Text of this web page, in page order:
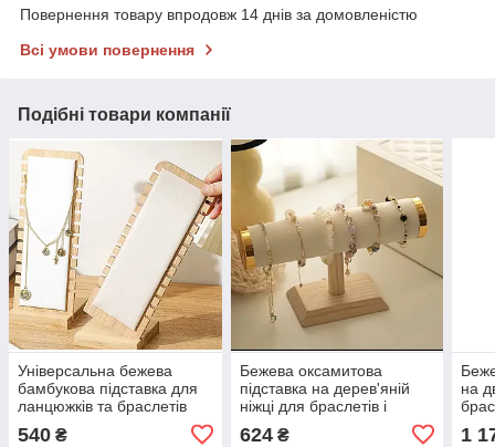
Повернення товару впродовж 14 днів за домовленістю
Всі умови повернення
Подібні товари компанії
Універсальна бежева
бамбукова підставка для
ланцюжків та браслетів
540 ₴
Бежева оксамитова
підставка на дерев'яній
ніжці для браслетів і
624₴
на
1